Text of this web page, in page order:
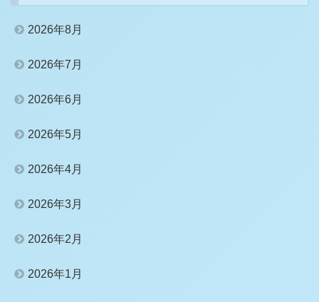
2026年8月
2026年7月
2026年6月
2026年5月
2026年4月
2026年3月
2026年2月
2026年1月